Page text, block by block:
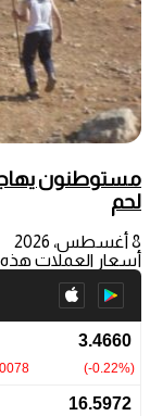
مستوطنون
لحم
8 أغسطس، 2026
أسعار العملات